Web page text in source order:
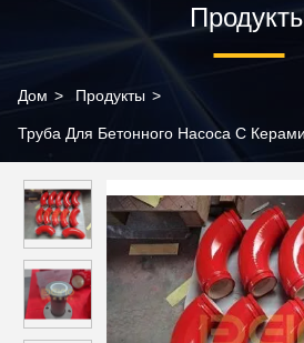
Дом > Продукты >
Труба Для Бетонного Насоса С